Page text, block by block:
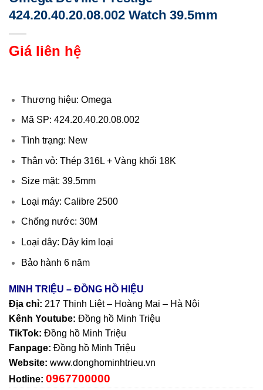
424.20.40.20.08.002 Watch 39.5mm
Giá liên hệ
Thương hiệu: Omega
Mã SP: 424.20.40.20.08.002
Tình trạng: New
Thân vỏ: Thép 316L + Vàng khối 18K
Size mặt: 39.5mm
Loại máy: Calibre 2500
Chống nước: 30M
Loại dây: Dây kim loại
Bảo hành 6 năm
MINH TRIỆU – ĐỒNG HỒ HIỆU
Địa chỉ: 217 Thịnh Liệt – Hoàng Mai – Hà Nội
Kênh Youtube: Đồng hồ Minh Triệu
TikTok: Đồng hồ Minh Triệu
Fanpage: Đồng hồ Minh Triệu
Website: www.donghominhtrieu.vn
Hotline: 0967700000